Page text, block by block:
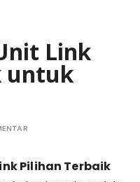
Link
untuk
Pilihan Terbaik